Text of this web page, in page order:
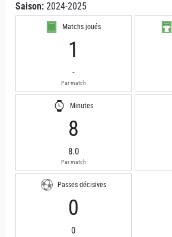
Saison: 2024-2025
Matchs joués
1
-
Par match
Minutes
8
8.0
Par match
Passes décisives
0
0